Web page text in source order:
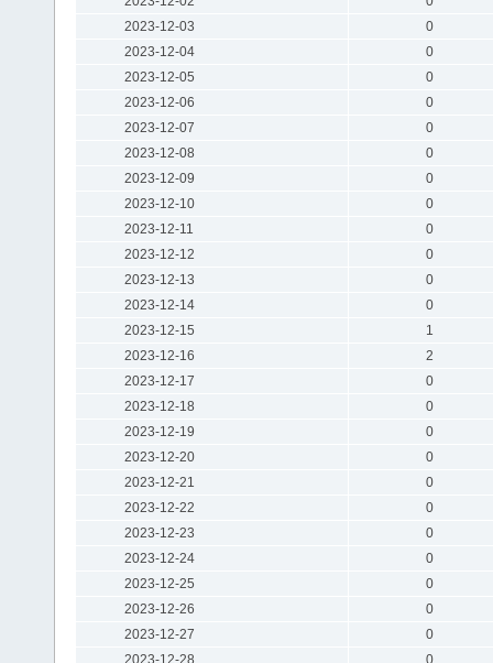
2023-12-03
0
2023-12-04
0
2023-12-05
0
2023-12-06
0
2023-12-07
0
2023-12-08
0
2023-12-09
0
2023-12-10
0
2023-12-11
0
2023-12-12
0
2023-12-13
0
2023-12-14
0
2023-12-15
1
2023-12-16
2
2023-12-17
0
2023-12-18
0
2023-12-19
0
2023-12-20
0
2023-12-21
0
2023-12-22
0
2023-12-23
0
2023-12-24
0
2023-12-25
0
2023-12-26
0
2023-12-27
0
2023-12-28
0